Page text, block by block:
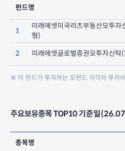
펀드명
1
미래에셋미국리츠부동산모투자
형)
2 미래에셋글로벌증권모투자신탁
※ 이 펀드가 투자하는 모펀드 각각의 투자
주요보유종목 TOP10기준일
종목명